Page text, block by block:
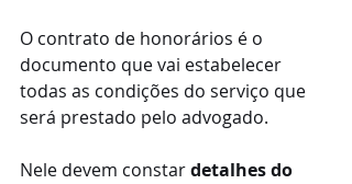
O contrato de honorários é o
documento que vai estabelecer
todas as condições do serviço que
será prestado pelo advogado.
Nele devem constar detalhes do